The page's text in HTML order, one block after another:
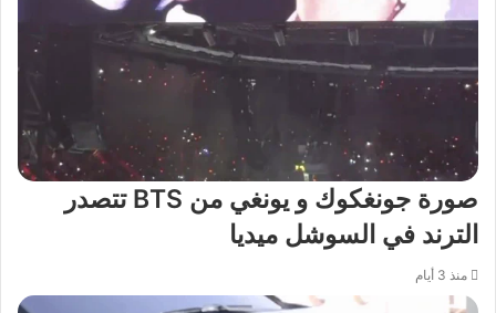
صورة جونغكوك و يونغي من BTS تتصدر
الترند في السوشل ميديا
منذ 3 أيام